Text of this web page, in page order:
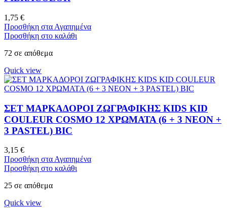
1,75 €
Προσθήκη στα Αγαπημένα
Προσθήκη στο καλάθι
72 σε απόθεμα
Quick view
ΣΕΤ ΜΑΡΚΑΔΟΡΟΙ ΖΩΓΡΑΦΙΚΗΣ KIDS KID
COULEUR COSMO 12 ΧΡΩΜΑΤΑ (6 + 3 NEON +
3 PASTEL) BIC
3,15 €
Προσθήκη στα Αγαπημένα
Προσθήκη στο καλάθι
25 σε απόθεμα
Quick view